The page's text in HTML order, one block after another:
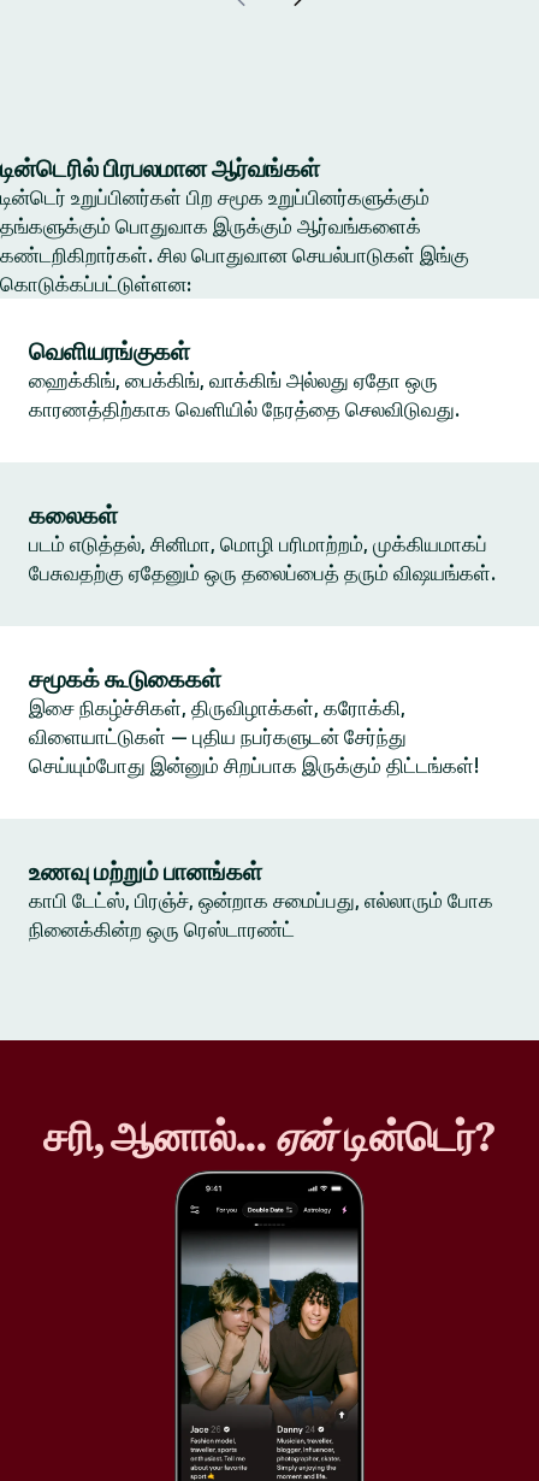
டின்டெரில் பிரபலமான ஆர்வங்கள்
டின்டெர் உறுப்பினர்கள் பிற சமூக உறுப்பினர்களுக்கும்
தங்களுக்கும் பொதுவாக இருக்கும் ஆர்வங்களைக்
கண்டறிகிறார்கள். சில பொதுவான செயல்பாடுகள் இங்கு
கொடுக்கப்பட்டுள்ளன:
வெளியரங்குகள்
ஹைக்கிங், பைக்கிங், வாக்கிங் அல்லது ஏதோ ஒரு
காரணத்திற்காக வெளியில் நேரத்தை செலவிடுவது.
கலைகள்
படம் எடுத்தல், சினிமா, மொழி பரிமாற்றம், முக்கியமாகப்
பேசுவதற்கு ஏதேனும் ஒரு தலைப்பைத் தரும் விஷயங்கள்.
சமூகக் கூடுகைகள்
இசை நிகழ்ச்சிகள், திருவிழாக்கள், கரோக்கி,
விளையாட்டுகள் — புதிய நபர்களுடன் சேர்ந்து
செய்யும்போது இன்னும் சிறப்பாக இருக்கும் திட்டங்கள்!
உணவு மற்றும் பானங்கள்
காபி டேட்ஸ், பிரஞ்ச், ஒன்றாக சமைப்பது, எல்லாரும் போக
நினைக்கின்ற ஒரு ரெஸ்டாரண்ட்
சரி, ஆனால்... ஏன்டின்டெர்?